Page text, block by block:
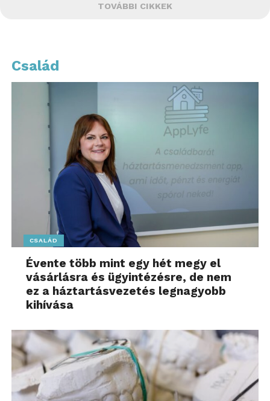
TOVÁBBI CIKKEK
Család
CSALÁD
Évente több mint egy hét megy el
vásárlásra és ügyintézésre, de nem
ez a háztartásvezetés legnagyobb
kihívása